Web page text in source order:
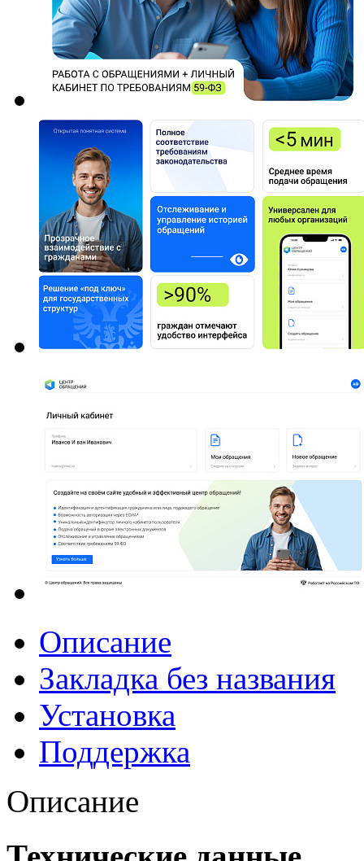
Описание
Закладка без названия
Установка
Поддержка
Описание